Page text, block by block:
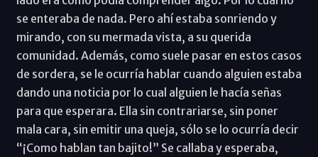
se enteraba de nada. Pero ahí estaba sonriendo y
mirando, con su mermada vista, a su querida
comunidad. Además, como suele pasar en estos casos
de sordera, se le ocurría hablar cuando alguien estaba
dando una noticia por lo cual alguien le hacía señas
para que esperara. Ella sin contrariarse, sin poner
mala cara, sin emitir una queja, sólo se lo ocurría decir
“¡Como hablan tan bajito!” Se callaba y esperaba,